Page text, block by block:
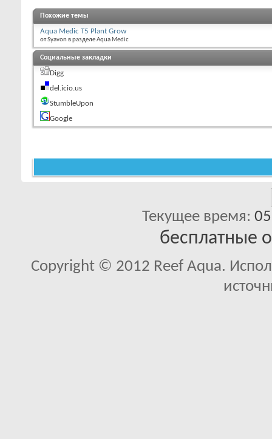
Похожие темы
Aqua Medic T5 Plant Grow
от Syavon в разделе Aqua Medic
Социальные закладки
Digg
del.icio.us
StumbleUpon
Google
Текущее время:
бесплатные
Copyright © 2012 Reef Aqua.